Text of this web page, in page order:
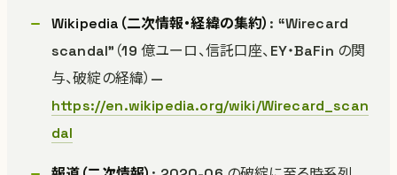
Wikipedia（二次情報・経緯の集約） : “Wirecard
scandal”（19 億ユーロ、信託口座、EY・BaFin の関
与、破綻の経緯）—
https://en.wikipedia.org/wiki/Wirecard_scan
dal